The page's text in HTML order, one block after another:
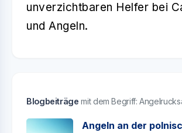
unverzichtbaren Helfer bei
und Angeln.
Blogbeiträgemit dem Begriff:
Angeln an der